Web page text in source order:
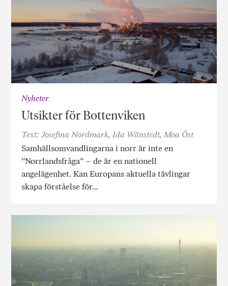
Nyheter
Utsikter för Bottenviken
Text: Josefina Nordmark, Ida Wänstedt, Moa Öst
Samhällsomvandlingarna i norr är inte en
”Norrlandsfråga” – de är en nationell
angelägenhet. Kan Europans aktuella tävlingar
skapa förståelse för…